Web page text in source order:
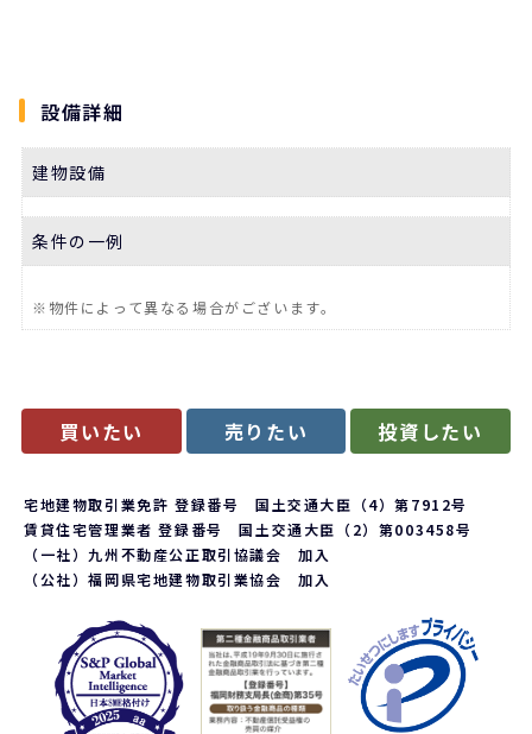
設備詳細
建物設備
条件の一例
※物件によって異なる場合がございます。
買いたい 売りたい 投資したい
宅地建物取引業免許 登録番号 国土交通大臣（4）第7912号
賃貸住宅管理業者 登録番号 国土交通大臣（2）第003458号
（一社）九州不動産公正取引協議会 加入
（公社）福岡県宅地建物取引業協会 加入